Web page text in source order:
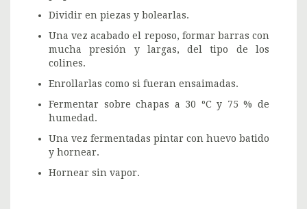
Dividir en piezas y bolearlas.
Una vez acabado el reposo, formar barras con
mucha presión y largas, del tipo de los
colines.
Enrollarlas como si fueran ensaimadas.
Fermentar sobre chapas a 30 ºC y 75 % de
humedad.
Una vez fermentadas pintar con huevo batido
y hornear.
Hornear sin vapor.